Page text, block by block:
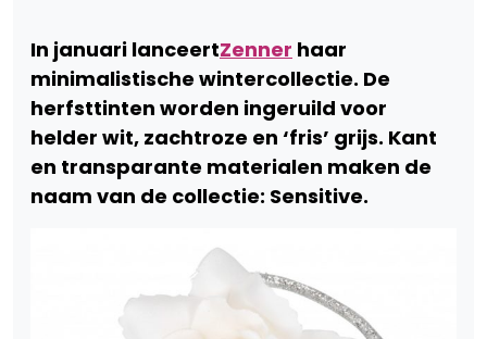
In januari lanceertZenner haar
minimalistische wintercollectie. De
herfsttinten worden ingeruild voor
helder wit, zachtroze en ‘fris’ grijs. Kant
en transparante materialen maken de
naam van de collectie: Sensitive.